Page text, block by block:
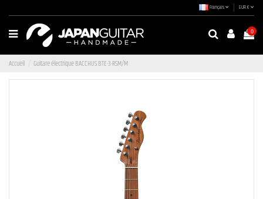
Français EUR €
0
Accueil Guitare électrique BACCHUS BTE-3-RSM/M